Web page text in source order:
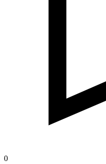
0